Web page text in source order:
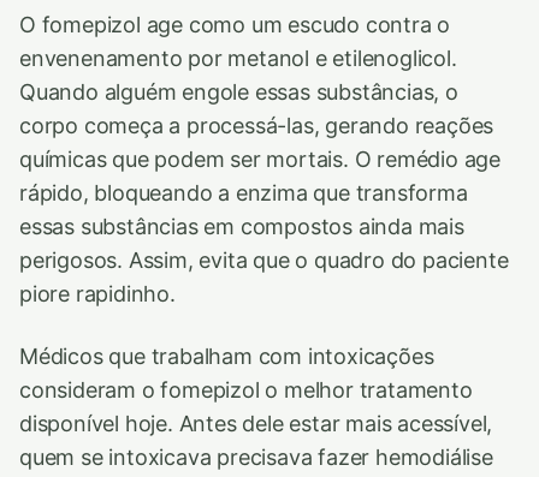
O fomepizol age como um escudo contra o
envenenamento por metanol e etilenoglicol.
Quando alguém engole essas substâncias, o
corpo começa a processá-las, gerando reações
químicas que podem ser mortais. O remédio age
rápido, bloqueando a enzima que transforma
essas substâncias em compostos ainda mais
perigosos. Assim, evita que o quadro do paciente
piore rapidinho.
Médicos que trabalham com intoxicações
consideram o fomepizol o melhor tratamento
disponível hoje. Antes dele estar mais acessível,
quem se intoxicava precisava fazer hemodiálise